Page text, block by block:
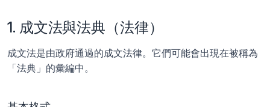
1. 成文法與法典（法律）
成文法是由政府通過的成文法律。它們可能會出現在被稱為
「法典」的彙編中。